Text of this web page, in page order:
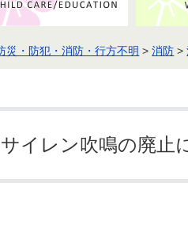
税
住宅
明
接種 地域福
保険・年金
防災・
流施
監査
施設見
各種広告・協
税金
災・防犯・消防・行方不明 >消防 >
イレン吹鳴の廃止